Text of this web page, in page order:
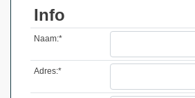
Info
Naam:*
Adres:*